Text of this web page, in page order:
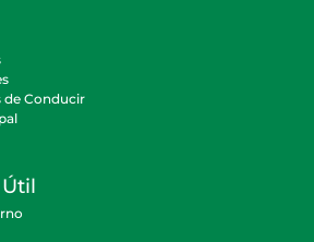
de Conducir